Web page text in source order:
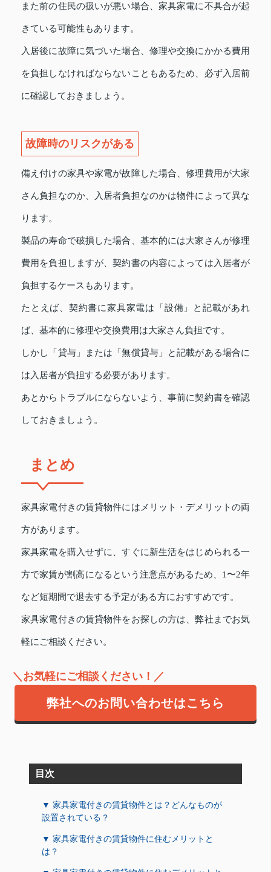
また前の住民の扱いが悪い場合、家具家電に不具合が起
きている可能性もあります。
入居後に故障に気づいた場合、修理や交換にかかる費用
を負担しなければならないこともあるため、必ず入居前
に確認しておきましょう。
故障時のリスクがある
備え付けの家具や家電が故障した場合、修理費用が大家
さん負担なのか、入居者負担なのかは物件によって異な
ります。
製品の寿命で破損した場合、基本的には大家さんが修理
費用を負担しますが、契約書の内容によっては入居者が
負担するケースもあります。
たとえば、契約書に家具家電は「設備」と記載があれ
ば、基本的に修理や交換費用は大家さん負担です。
しかし「貸与」または「無償貸与」と記載がある場合に
は入居者が負担する必要があります。
あとからトラブルにならないよう、事前に契約書を確認
しておきましょう。
まとめ
家具家電付きの賃貸物件にはメリット・デメリットの両
方があります。
家具家電を購入せずに、すぐに新生活をはじめられる一
方で家賃が割高になるという注意点があるため、1〜2年
など短期間で退去する予定がある方におすすめです。
家具家電付きの賃貸物件をお探しの方は、弊社までお気
軽にご相談ください。
＼お気軽にご相談ください！／
弊社へのお問い合わせはこちら
目次
▼ 家具家電付きの賃貸物件とは？どんなものが
設置されている？
▼ 家具家電付きの賃貸物件に住むメリットと
は？